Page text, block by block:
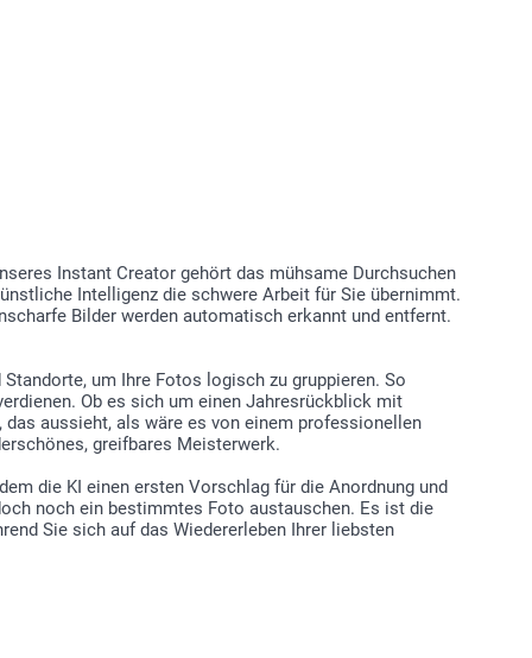
Instant Creator gehört das mühsame Durchsuchen
Intelligenz die schwere Arbeit für Sie übernimmt.
Bilder werden automatisch erkannt und entfernt.
um Ihre Fotos logisch zu gruppieren. So
Ob es sich um einen Jahresrückblick mit
aussieht, als wäre es von einem professionellen
greifbares Meisterwerk.
die KI einen ersten Vorschlag für die Anordnung und
noch ein bestimmtes Foto austauschen. Es ist die
Sie sich auf das Wiedererleben Ihrer liebsten